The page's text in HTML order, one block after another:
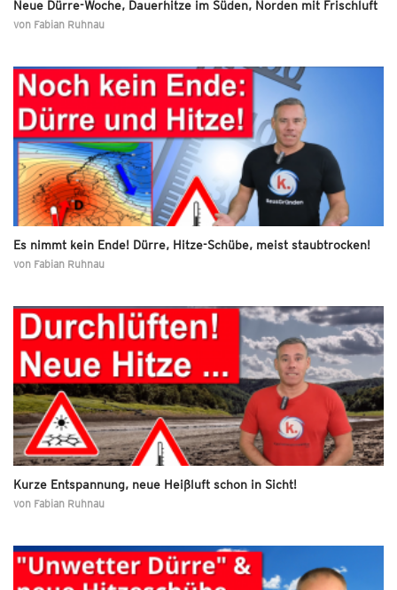
Neue Dürre-Woche, Dauerhitze im Süden, Norden mit Frischluft
von Fabian Ruhnau
Es nimmt kein Ende! Dürre, Hitze-Schübe, meist staubtrocken!
von Fabian Ruhnau
Kurze Entspannung, neue Heißluft schon in Sicht!
von Fabian Ruhnau